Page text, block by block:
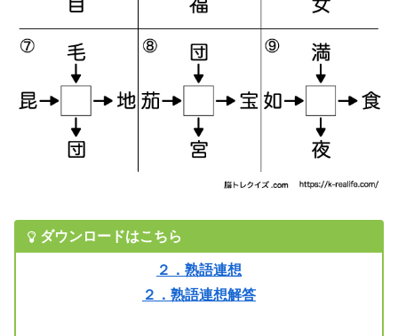
ダウンロードはこちら
２．熟語連想
２．熟語連想解答